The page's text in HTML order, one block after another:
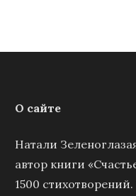
О сайте
Натали
автор книги
1500